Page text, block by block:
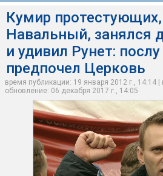
Кумир протестующих,
Навальный, занялся
и удивил Рунет:
предпочел Церковь
время публикации: 19 января 2012 г., 14:14
обновление: 06 декабря 2017 г., 14:05